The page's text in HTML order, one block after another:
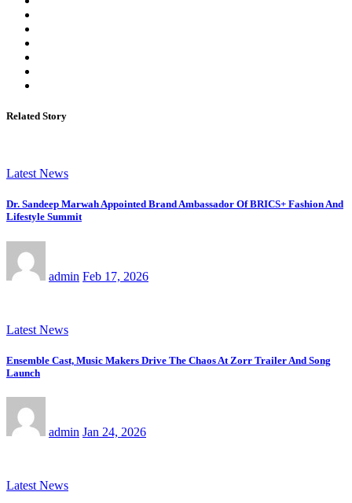
Related Story
Latest News
Dr. Sandeep Marwah Appointed Brand Ambassador Of BRICS+ Fashion And
Lifestyle Summit
admin Feb 17, 2026
Latest News
Ensemble Cast, Music Makers Drive The Chaos At Zorr Trailer And Song
Launch
admin Jan 24, 2026
Latest News